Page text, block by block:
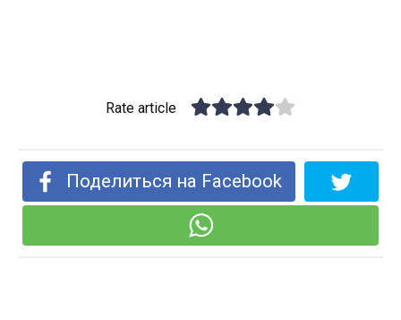
Rate article
Поделиться на Facebook